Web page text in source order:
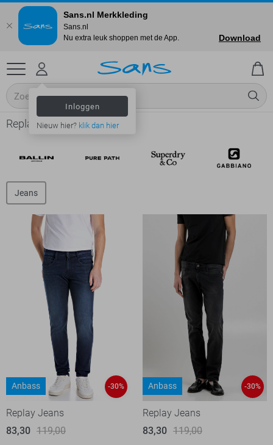
Inloggen
Nieuw hier? klik dan hier
Replay online shop
Jeans
Anbass -30%
Replay Jeans
83,30 119,00
Anbass -30%
Replay Jeans
83,30 119,00
Sans.nl Merkkleding
Sans.nl
Nu extra leuk shoppen met de App.
Download